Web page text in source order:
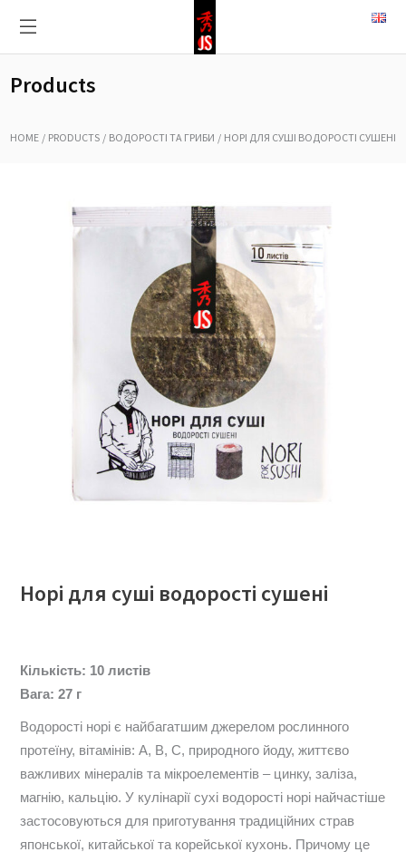
Products
HOME PRODUCTS ВОДОРОСТІ ТА ГРИБИ НОРІ ДЛЯ СУШІ ВОДОРОСТІ СУШЕНІ
Норі для суші водорості сушені
Кількість: 10 листів
Вага: 27 г
Водорості норі є найбагатшим джерелом рослинного
протеїну, вітамінів: А, В, С, природного йоду, життєво
важливих мінералів та мікроелементів – цинку, заліза,
магнію, кальцію. У кулінарії сухі водорості норi найчастіше
застосовуються для приготування традиційних страв
японської, китайської та корейської кухонь. Причому це